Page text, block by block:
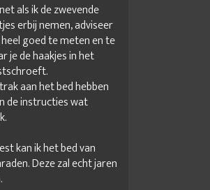
als ik de zwevende
erbij nemen, adviseer
goed te meten en te
je de haakjes in het
aan het bed hebben
de instructies wat
kan ik het bed van
Deze zal echt jaren